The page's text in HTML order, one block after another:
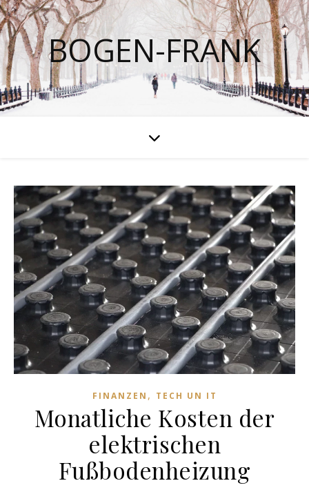
BOGEN-FRANK
FINANZEN , TECH UN IT
Monatliche Kosten der
elektrischen
Fußbodenheizung